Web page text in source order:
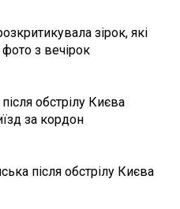
зірок, які
з вечірок
обстрілу Києва
за кордон
після обстрілу Києва